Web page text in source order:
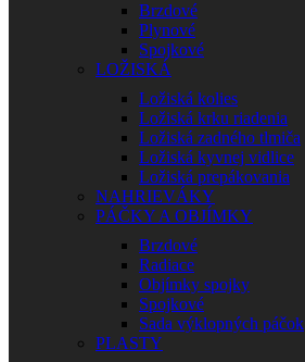
Brzdové
Plynové
Spojkové
LOŽISKÁ
Ložiská kolies
Ložiská krku riadenia
Ložiská zadného tlmiča
Ložiská kyvnej vidlice
Ložiská prepákovania
NAHRIEVÁKY
PÁČKY A OBJÍMKY
Brzdové
Radiace
Objímky spojky
Spojkové
Sada výklopných páčok
PLASTY